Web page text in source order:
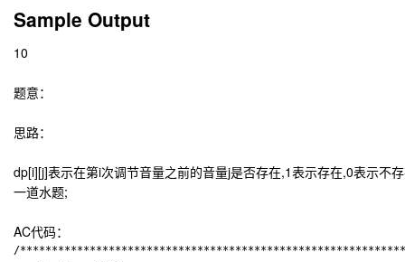
Sample Output
10
题意：
思路：
dp[i][j]表示在第i次调节音量之前的音量j是否存在,1表示存在,0表示不
一道水题;
AC代码：
/